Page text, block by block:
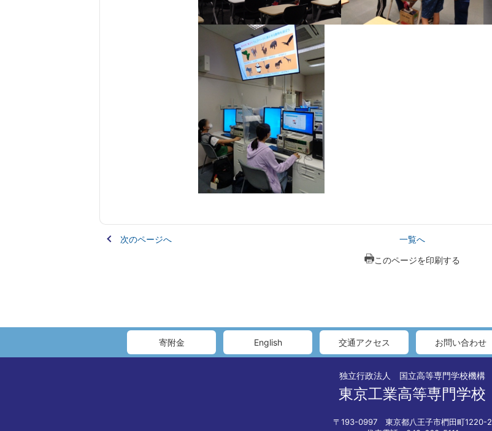
次のページへ 一覧へ
このページを印刷する
寄附金 English 交通アクセス お問い合わせ
独立行政法人 国立高等専門学校機構
東京工業高等専門学校
〒193-0997 東京都八王子市椚田町1220-2